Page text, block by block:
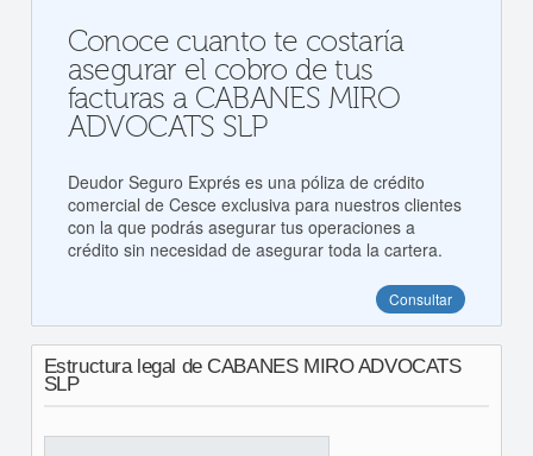
Conoce cuanto te costaría
asegurar el cobro de tus
facturas a CABANES MIRO
ADVOCATS SLP
Deudor Seguro Exprés es una póliza de crédito
comercial de Cesce exclusiva para nuestros clientes
con la que podrás asegurar tus operaciones a
crédito sin necesidad de asegurar toda la cartera.
Consultar
Estructura legal de CABANES MIRO ADVOCATS
SLP